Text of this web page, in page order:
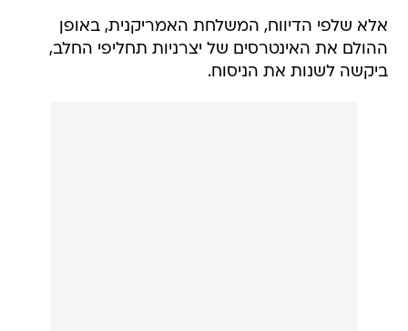
אלא שלפי הדיווח, המשלחת האמריקנית, באופן
ההולם את האינטרסים של יצרניות תחליפי החלב,
ביקשה לשנות את הניסוח.